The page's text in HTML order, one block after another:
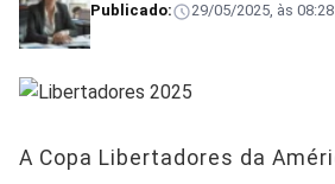
Publicado: 29/05/2025, às 08:28
A Copa Libertadores da